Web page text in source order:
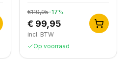
€119,95-17%
€ 99,95
incl. BTW
Op voorraad